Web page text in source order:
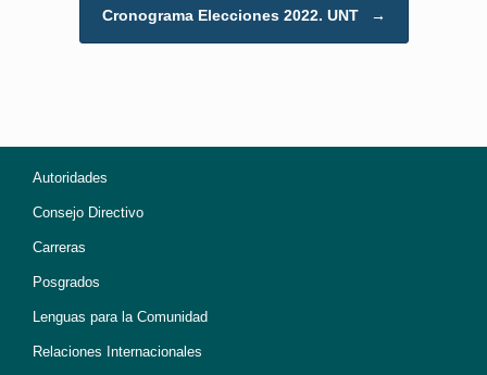
Cronograma Elecciones 2022. UNT →
Autoridades
Consejo Directivo
Carreras
Posgrados
Lenguas para la Comunidad
Relaciones Internacionales